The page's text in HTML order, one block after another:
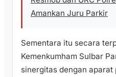
Amankan Juru Parkir
Sementara itu secara
Kemenkumham Sulbar
sinergitas dengan